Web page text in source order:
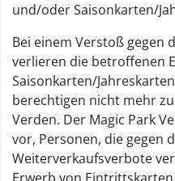
und/oder Saisonkarten/
Bei einem Verstoß gegen
verlieren die betroffenen
Saisonkarten/
berechtigen nicht mehr
Verden. Der Magic Park
vor, Personen, die gegen
Weiterverkaufsverbote